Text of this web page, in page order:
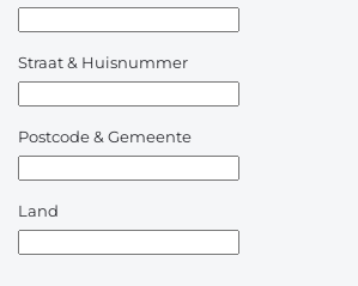
Straat & Huisnummer
Postcode & Gemeente
Land